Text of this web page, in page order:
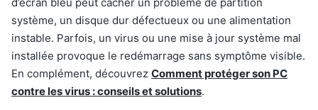
d’écran bleu peut cacher un problème de partition
système, un disque dur défectueux ou une alimentation
instable. Parfois, un virus ou une mise à jour système mal
installée provoque le redémarrage sans symptôme visible.
En complément, découvrez Comment protéger son PC
contre les virus : conseils et solutions.